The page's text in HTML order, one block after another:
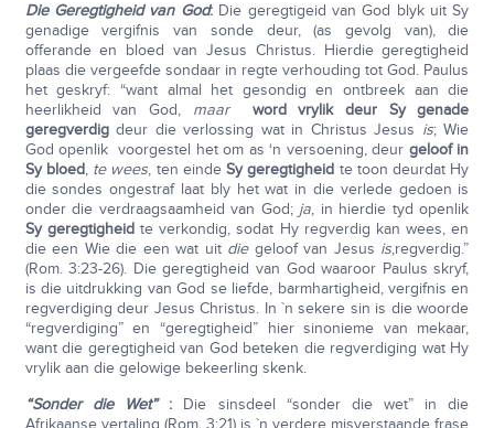
Die Geregtigheid van God: Die geregtigeid van God blyk uit Sy
genadige vergifnis van sonde deur, (as gevolg van), die
offerande en bloed van Jesus Christus. Hierdie geregtigheid
plaas die vergeefde sondaar in regte verhouding tot God. Paulus
het geskryf: “want almal het gesondig en ontbreek aan die
heerlikheid van God, maar
word vrylik deur Sy genade
geregverdigdeur die verlossing wat in Christus Jesus is; Wie
God openlik voorgestel het om as ‘n versoening, deur geloof in
Sy bloed, te wees, ten eindeSy geregtigheid te toon deurdat Hy
die sondes ongestraf laat bly het wat in die verlede gedoen is
onder die verdraagsaamheid van God; ja, in hierdie tyd openlik
Sy geregtigheidte verkondig, sodat Hy regverdig kan wees, en
die een Wie die een wat uit diegeloof van Jesus is,regverdig.”
(Rom. 3:23-26). Die geregtigheid van God waaroor Paulus skryf,
is die uitdrukking van God se liefde, barmhartigheid, vergifnis en
regverdiging deur Jesus Christus. In `n sekere sin is die woorde
“regverdiging” en “geregtigheid” hier sinonieme van mekaar,
want die geregtigheid van God beteken die regverdiging wat Hy
vrylik aan die gelowige bekeerling skenk.
“Sonder die Wet” : Die sinsdeel “sonder die wet” in die
Afrikaanse vertaling (Rom. 3:21) is `n verdere misverstaande frase